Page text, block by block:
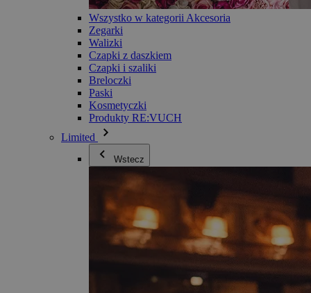
Wszystko w kategorii Akcesoria
Zegarki
Walizki
Czapki z daszkiem
Czapki i szaliki
Breloczki
Paski
Kosmetyczki
Produkty RE:VUCH
Limited
Wstecz